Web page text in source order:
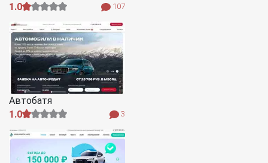
1.0
107
Автобатя
1.0
3